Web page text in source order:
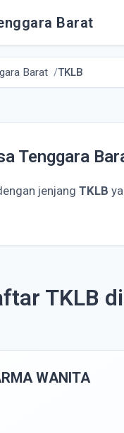
Barat
Barat TKLB
Tenggara
jenjang TKLB
TKLB
WANITA